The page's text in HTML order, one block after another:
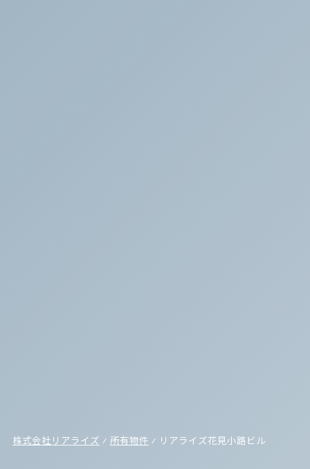
株式会社リアライズ ⁄ 所有物件 ⁄ リアライズ花見小路ビル